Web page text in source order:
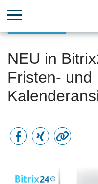
NEU in
Fristen- und